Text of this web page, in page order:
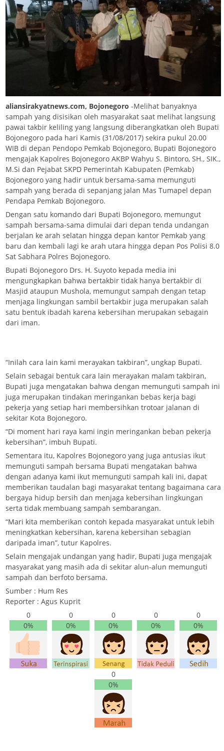
aliansirakyatnews.com, Bojonegoro -Melihat banyaknya
sampah yang disisikan oleh masyarakat saat melihat langsung
pawai takbir keliling yang langsung diberangkatkan oleh Bupati
Bojonegoro pada hari Kamis (31/08/2017) sekira pukul 20.00
WIB di depan Pendopo Pemkab Bojonegoro, Bupati Bojonegoro
mengajak Kapolres Bojonegoro AKBP Wahyu S. Bintoro, SH., SIK.,
M.Si dan Pejabat SKPD Pemerintah Kabupaten (Pemkab)
Bojonegoro yang hadir untuk bersama-sama memunguti
sampah yang berada di sepanjang jalan Mas Tumapel depan
Pendapa Pemkab Bojonegoro.
Dengan satu komando dari Bupati Bojonegoro, memungut
sampah bersama-sama dimulai dari depan tenda undangan
berjalan ke arah selatan hingga depan kantor Pemkab yang
baru dan kembali lagi ke arah utara hingga depan Pos Polisi 8.0
Sat Sabhara Polres Bojonegoro.
Bupati Bojonegoro Drs. H. Suyoto kepada media ini
mengungkapkan bahwa bertakbir tidak hanya bertakbir di
Masjid ataupun Mushola, memungut sampah dengan tetap
menjaga lingkungan sambil bertakbir juga merupakan salah
satu bentuk ibadah karena kebersihan merupakan sebagain
dari iman.
“Inilah cara lain kami merayakan takbiran”, ungkap Bupati.
Selain sebagai bentuk cara lain merayakan malam takbiran,
Bupati juga mengatakan bahwa dengan memunguti sampah ini
juga merupakan tindakan meringankan bebas kerja bagi
pekerja yang setiap hari membersihkan trotoar jalanan di
sekitar Kota Bojonegoro.
“Di moment hari raya kami ingin meringankan beban pekerja
kebersihan”, imbuh Bupati.
Sementara itu, Kapolres Bojonegoro yang juga antusias ikut
memunguti sampah bersama Bupati mengatakan bahwa
dengan adanya kami ikut memunguti sampah kali ini, dapat
memberikan taudalan bagi masyarakat tentang bagaimana cara
bergaya hidup bersih dan menjaga kebersihan lingkungan
serta tidak membuang sampah sembarangan.
“Mari kita memberikan contoh kepada masyarakat untuk lebih
meningkatkan kebersihan, karena kebersihan sebagian
daripada iman”, tutur Kapolres.
Selain mengajak undangan yang hadir, Bupati juga mengajak
masyarakat yang masih ada di sekitar alun-alun memunguti
sampah dan berfoto bersama.
Sumber : Hum Res
Reporter : Agus Kuprit
0
0%
0
0%
0
0%
0
0%
0
0%
0
0%